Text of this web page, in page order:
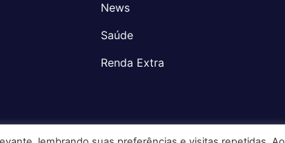
News
Saúde
Renda Extra